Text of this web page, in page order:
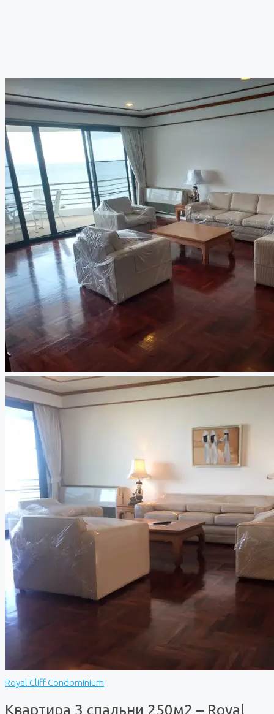
Royal Cliff Condominium
Квартира 3 спальни 250м2 – Royal